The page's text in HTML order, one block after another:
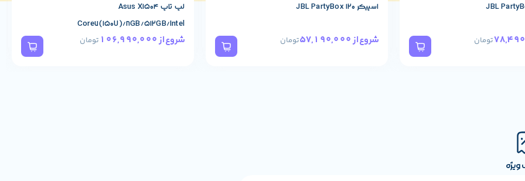
تومان
اسپیکر JBL PartyBox 120
شروع از57,190,000 تومان
لپ تاپ Asus X1504
Core7(150U)/8GB/512GB/Intel
شروع از106,990,000 تومان
ویژه